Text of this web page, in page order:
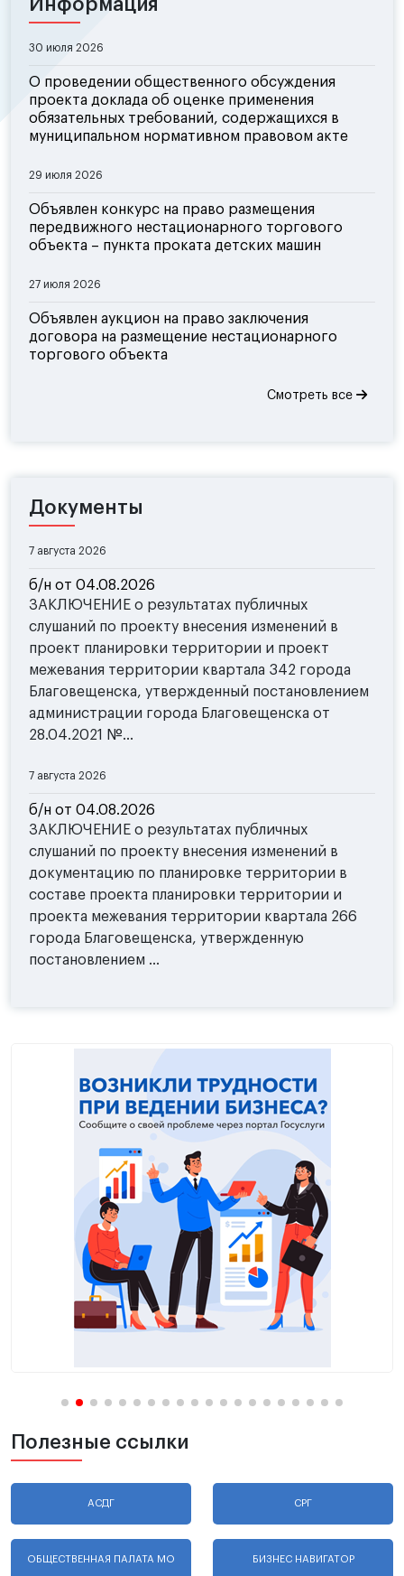
Информация
30 июля 2026
О проведении общественного обсуждения
проекта доклада об оценке применения
обязательных требований, содержащихся в
муниципальном нормативном правовом акте
29 июля 2026
Объявлен конкурс на право размещения
передвижного нестационарного торгового
объекта – пункта проката детских машин
27 июля 2026
Объявлен аукцион на право заключения
договора на размещение нестационарного
торгового объекта
Смотреть все
Документы
7 августа 2026
б/н от 04.08.2026
ЗАКЛЮЧЕНИЕ о результатах публичных
слушаний по проекту внесения изменений в
проект планировки территории и проект
межевания территории квартала 342 города
Благовещенска, утвержденный постановлением
администрации города Благовещенска от
28.04.2021 №...
7 августа 2026
б/н от 04.08.2026
ЗАКЛЮЧЕНИЕ о результатах публичных
слушаний по проекту внесения изменений в
документацию по планировке территории в
составе проекта планировки территории и
проекта межевания территории квартала 266
города Благовещенска, утвержденную
постановлением ...
Полезные ссылки
АСДГ СРГ
ОБЩЕСТВЕННАЯ ПАЛАТА МО БИЗНЕС НАВИГАТОР